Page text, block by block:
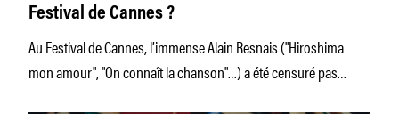
Festival de Cannes ?
Au Festival de Cannes, l’immense Alain Resnais ("Hiroshima
mon amour", "On connaît la chanson"…) a été censuré pas